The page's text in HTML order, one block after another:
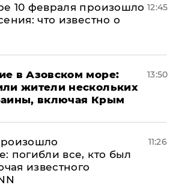
10 февраля произошло
что известно о
12:45
в Азовском море:
жители нескольких
включая Крым
13:50
погибли все, кто был
известного
11:26